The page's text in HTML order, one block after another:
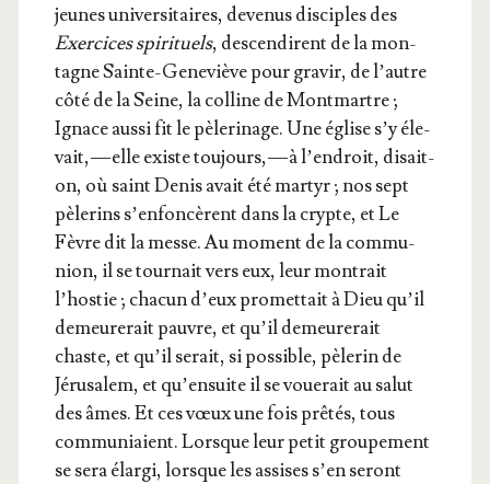
jeunes uni­ver­si­taires, deve­nus dis­ciples des
Exer­cices spi­ri­tuels, des­cen­dirent de la mon­
tagne Sainte-Gene­viève pour gra­vir, de l’autre
côté de la Seine, la col­line de Mont­martre ;
Ignace aus­si fit le pèle­ri­nage. Une église s’y éle­
vait, — elle existe tou­jours, — à l’en­droit, disait-
on, où saint Denis avait été mar­tyr ; nos sept
pèle­rins s’en­fon­cèrent dans la crypte, et Le
Fèvre dit la messe. Au moment de la com­mu­
nion, il se tour­nait vers eux, leur mon­trait
l’hos­tie ; cha­cun d’eux pro­met­tait à Dieu qu’il
demeu­re­rait pauvre, et qu’il demeu­re­rait
chaste, et qu’il serait, si pos­sible, pèle­rin de
Jéru­sa­lem, et qu’en­suite il se voue­rait au salut
des âmes. Et ces vœux une fois prê­tés, tous
com­mu­niaient. Lorsque leur petit grou­pe­ment
se sera élar­gi, lorsque les assises s’en seront